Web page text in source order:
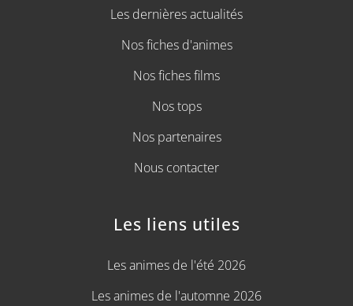
Les dernières actualités
Nos fiches d'animes
Nos fiches films
Nos tops
Nos partenaires
Nous contacter
Les liens utiles
Les animes de l'été 2026
Les animes de l'automne 2026